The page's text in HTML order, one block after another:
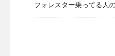
フォレスター乗ってる人